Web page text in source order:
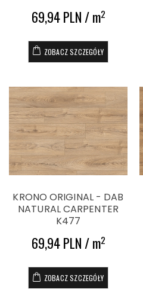
69,94 PLN / m2
ZOBACZ SZCZEGÓŁY
KRONO ORIGINAL - DAB
NATURAL CARPENTER
K477
69,94 PLN / m2
ZOBACZ SZCZEGÓŁY